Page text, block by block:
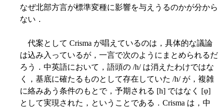
なぜ北部方言が標準変種に影響を与えうるのかが分から
ない．
代案として Crisma が唱えているのは，具体的な議論
は込み入っているが，一言で次のようにまとめられるだ
ろう．中英語において，語頭の /h/ は消えたわけではな
く，基底に確たるものとして存在していた /h/ が，複雑
に絡みあう条件のもとで，予期される [h] ではなく [φ]
として実現された，ということである．Crisma は，中